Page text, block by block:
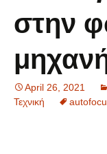
στην
April 26, 2021
Τεχνική